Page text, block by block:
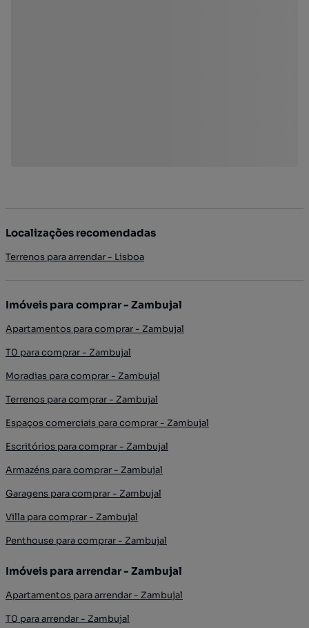
Localizações recomendadas
Terrenos para arrendar - Lisboa
Imóveis para comprar - Zambujal
Apartamentos para comprar - Zambujal
T0 para comprar - Zambujal
Moradias para comprar - Zambujal
Terrenos para comprar - Zambujal
Espaços comerciais para comprar - Zambujal
Escritórios para comprar - Zambujal
Armazéns para comprar - Zambujal
Garagens para comprar - Zambujal
Villa para comprar - Zambujal
Penthouse para comprar - Zambujal
Imóveis para arrendar - Zambujal
Apartamentos para arrendar - Zambujal
T0 para arrendar - Zambujal